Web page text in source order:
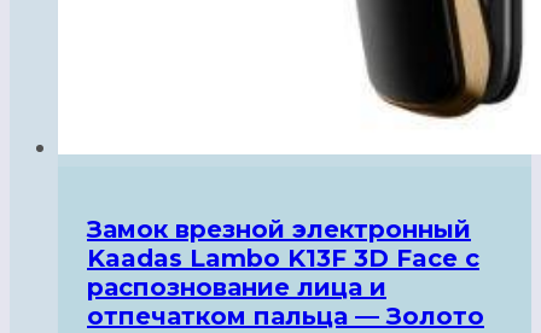
Замок врезной электронный
Kaadas Lambo K13F 3D Face с
распознование лица и
отпечатком пальца — Золото